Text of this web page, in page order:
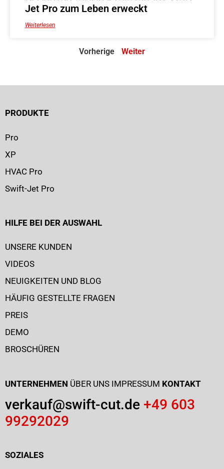
Jet Pro zum Leben erweckt
Weiterlesen
Vorherige Weiter
PRODUKTE
Pro
XP
HVAC Pro
Swift-Jet Pro
HILFE BEI DER AUSWAHL
UNSERE KUNDEN
VIDEOS
NEUIGKEITEN UND BLOG
HÄUFIG GESTELLTE FRAGEN
PREIS
DEMO
BROSCHÜREN
UNTERNEHMEN ÜBER UNS IMPRESSUM KONTAKT
verkauf@swift-cut.de +49 603
99292029
SOZIALES